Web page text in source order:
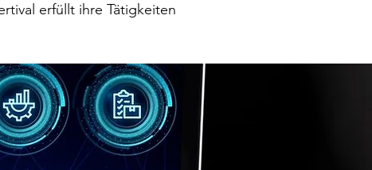
erfüllt ihre Tätigkeiten